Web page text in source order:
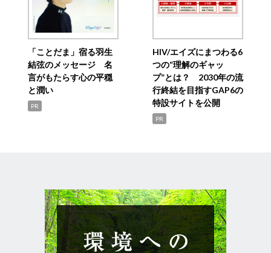
「ことだま」宿る羽生
結弦のメッセージ 名
言がもたらす心の平穏
と潤い
PR
HIV/エイズにまつわる6
つの“理解のギャッ
プ”とは？ 2030年の流
行終結を目指すGAP6の
特設サイトを公開
PR